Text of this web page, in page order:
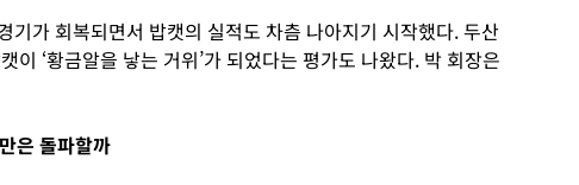
기가 회복되면서 밥캣의 실적도 차츰 나아지기 시작했다. 두산
이 ‘황금알을 낳는 거위’가 되었다는 평가도 나왔다. 박 회장은
은 돌파할까